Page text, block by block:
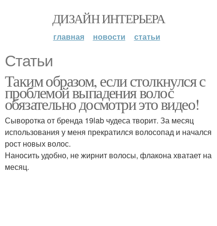
ДИЗАЙН ИНТЕРЬЕРА
главная новости статьи
Статьи
Таким образом, если столкнулся с
проблемой выпадения волос
обязательно досмотри это видео!
Сыворотка от бренда 19lab чудеса творит. За месяц
использования у меня прекратился волосопад и начался
рост новых волос.
Наносить удобно, не жирнит волосы, флакона хватает на
месяц.